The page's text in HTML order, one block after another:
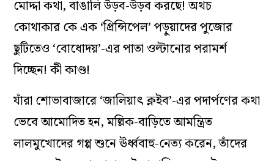
মোদ্দা কথা, বাঙালি উড়ব-উড়ব করছে! অথচ
কোথাকার কে এক ‘প্রিন্সিপেল’ পড়ুয়াদের পুজোর
ছুটিতেও ‘বোধোদয়’-এর পাতা ওল্টানোর পরামর্শ
দিচ্ছেন! কী কাণ্ড!
যাঁরা শোভাবাজারে ‘জালিয়াৎ ক্লইব’-এর পদার্পণের কথা
ভেবে আমোদিত হন, মল্লিক-বাড়িতে আমন্ত্রিত
লালমুখোদের গপ্প শুনে ঊর্ধ্ববাহু-নেত্য করেন, তাঁদের